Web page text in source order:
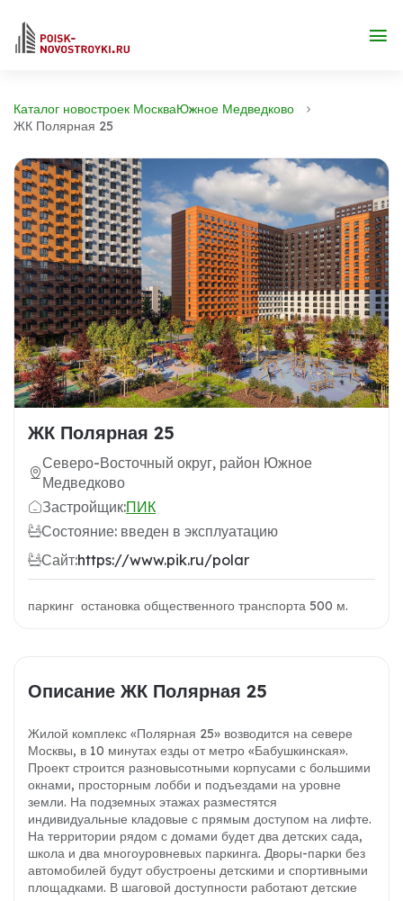
Каталог новостроек МоскваЮжное Медведково
ЖК Полярная 25
ЖК Полярная 25
Северо-Восточный округ, район Южное
Медведково
Застройщик:ПИК
Состояние: введен в эксплуатацию
Сайт:https://www.pik.ru/polar
паркинг остановка общественного транспорта 500 м.
Описание ЖК Полярная 25
Жилой комплекс «Полярная 25» возводится на севере
Москвы, в 10 минутах езды от метро «Бабушкинская».
Проект строится разновысотными корпусами с большими
окнами, просторным лобби и подъездами на уровне
земли. На подземных этажах разместятся
индивидуальные кладовые с прямым доступом на лифте.
На территории рядом с домами будет два детских сада,
школа и два многоуровневых паркинга. Дворы-парки без
автомобилей будут обустроены детскими и спортивными
площадками. В шаговой доступности работают детские